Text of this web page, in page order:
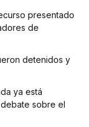
presentado
de
detenidos y
ya está
sobre el